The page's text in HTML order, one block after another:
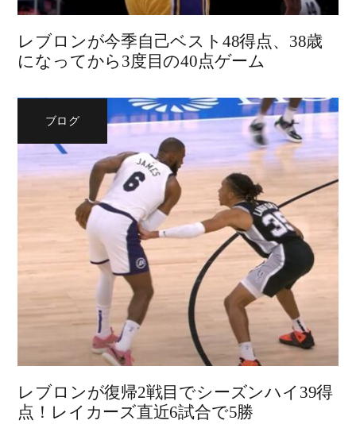
レブロンが今季自己ベスト48得点、38歳
になってから3度目の40点ゲーム
ブログ
レブロンが復帰2戦目でシーズンハイ39得
点！レイカーズ直近6試合で5勝